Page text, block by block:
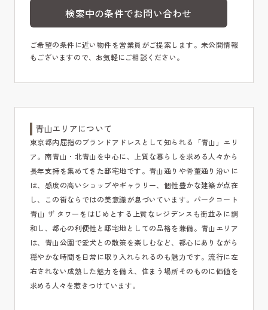
検索中の条件でお問い合わせ
ご希望の条件に近い物件を営業員がご提案します。未公開情報
もございますので、お気軽にご相談ください。
青山エリアについて
東京都内屈指のブランドアドレスとして知られる「青山」エリ
ア。南青山・北青山を中心に、上質な暮らしを求める人々から
長年支持を集めてきた邸宅地です。青山通りや骨董通り沿いに
は、感度の高いショップやギャラリー、個性豊かな建築が点在
し、この街ならではの美意識が息づいています。パークコート
青山 ザ タワーをはじめとする上質なレジデンスも街並みに調
和し、都心の利便性と邸宅地としての品格を兼備。青山エリア
は、青山公園で愛犬との散策を楽しむなど、都心にありながら
穏やかな時間を日常に取り入れられるのも魅力です。流行に左
右されない成熟した魅力を備え、住まう場所そのものに価値を
求める人々を惹きつけています。